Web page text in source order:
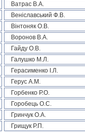
Ватрас В.А.
Веніславський Ф.В.
Вінтоняк О.В.
Воронов В.А.
Гайду О.В.
Галушко М.Л.
Герасименко І.Л.
Герус А.М.
Горбенко Р.О.
Горобець О.С.
Гринчук О.А.
Грищук Р.П.